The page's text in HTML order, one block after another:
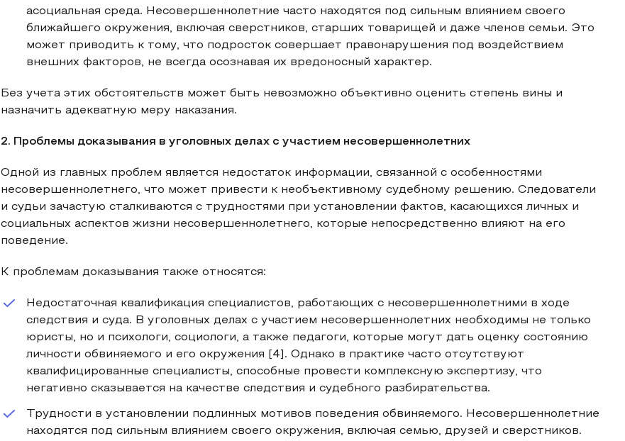
асоциальная среда. Несовершеннолетние часто находятся под сильным влиянием своего
ближайшего окружения, включая сверстников, старших товарищей и даже членов семьи. Это
может приводить к тому, что подросток совершает правонарушения под воздействием
внешних факторов, не всегда осознавая их вредоносный характер.
Без учета этих обстоятельств может быть невозможно объективно оценить степень вины и
назначить адекватную меру наказания.
2. Проблемы доказывания в уголовных делах с участием несовершеннолетних
Одной из главных проблем является недостаток информации, связанной с особенностями
несовершеннолетнего, что может привести к необъективному судебному решению. Следователи
и судьи зачастую сталкиваются с трудностями при установлении фактов, касающихся личных и
социальных аспектов жизни несовершеннолетнего, которые непосредственно влияют на его
поведение.
К проблемам доказывания также относятся:
Недостаточная квалификация специалистов, работающих с несовершеннолетними в ходе
следствия и суда. В уголовных делах с участием несовершеннолетних необходимы не только
юристы, но и психологи, социологи, а также педагоги, которые могут дать оценку состоянию
личности обвиняемого и его окружения [4]. Однако в практике часто отсутствуют
квалифицированные специалисты, способные провести комплексную экспертизу, что
негативно сказывается на качестве следствия и судебного разбирательства.
Трудности в установлении подлинных мотивов поведения обвиняемого. Несовершеннолетние
находятся под сильным влиянием своего окружения, включая семью, друзей и сверстников.